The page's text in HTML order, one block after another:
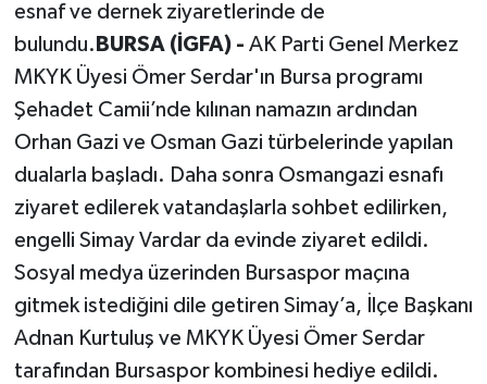
esnaf ve dernek ziyaretlerinde de
bulundu. BURSA (İGFA) - AK Parti Genel Merkez
MKYK Üyesi Ömer Serdar'ın Bursa programı
Şehadet Camii’nde kılınan namazın ardından
Orhan Gazi ve Osman Gazi türbelerinde yapılan
dualarla başladı. Daha sonra Osmangazi esnafı
ziyaret edilerek vatandaşlarla sohbet edilirken,
engelli Simay Vardar da evinde ziyaret edildi.
Sosyal medya üzerinden Bursaspor maçına
gitmek istediğini dile getiren Simay’a, İlçe Başkanı
Adnan Kurtuluş ve MKYK Üyesi Ömer Serdar
tarafından Bursaspor kombinesi hediye edildi.